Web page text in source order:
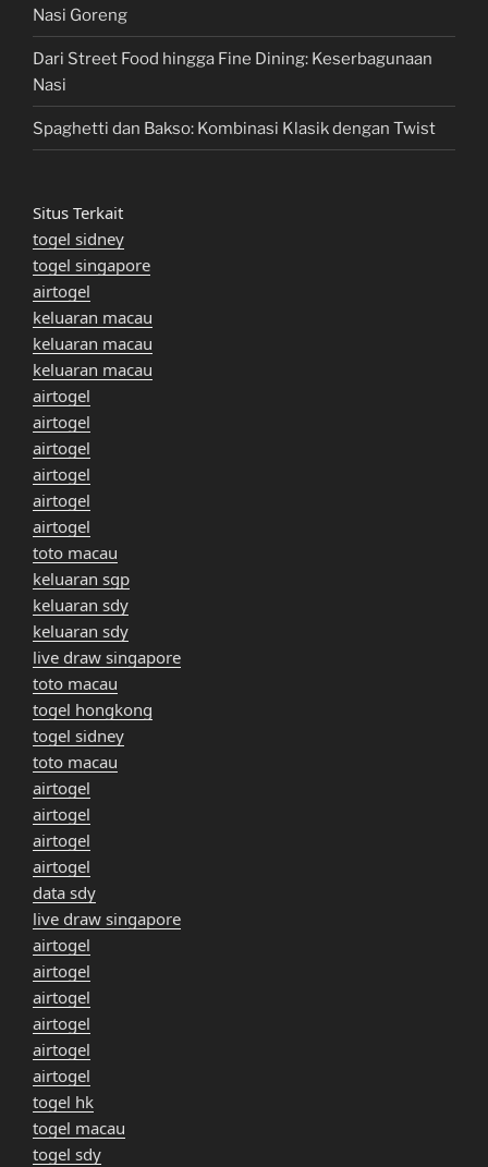
Nasi Goreng
Dari Street Food hingga Fine Dining: Keserbagunaan
Nasi
Spaghetti dan Bakso: Kombinasi Klasik dengan Twist
Situs Terkait
togel sidney
togel singapore
airtogel
keluaran macau
keluaran macau
keluaran macau
airtogel
airtogel
airtogel
airtogel
airtogel
airtogel
toto macau
keluaran sgp
keluaran sdy
keluaran sdy
live draw singapore
toto macau
togel hongkong
togel sidney
toto macau
airtogel
airtogel
airtogel
airtogel
data sdy
live draw singapore
airtogel
airtogel
airtogel
airtogel
airtogel
airtogel
togel hk
togel macau
togel sdy